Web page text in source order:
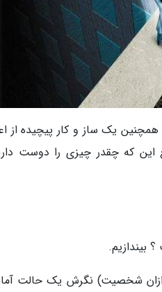
یک ساز و کار پیچیده از
که چقدر چیزی را دوست
بیندازیم.
شخصیت) نگرش یک حالت